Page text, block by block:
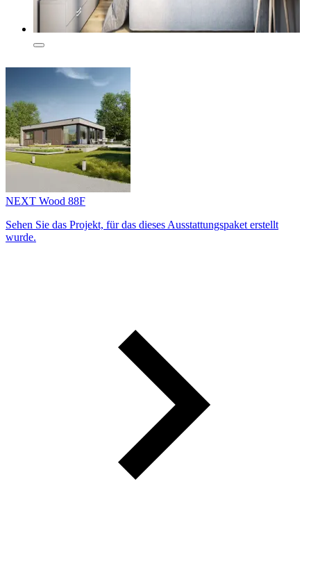
NEXT Wood 88F
Sehen Sie das Projekt, für das dieses Ausstattungs­paket erstellt
wurde.